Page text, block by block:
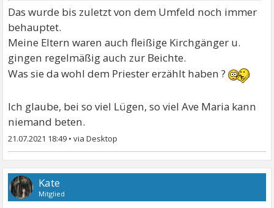
Das wurde bis zuletzt von dem Umfeld noch immer
behauptet.
Meine Eltern waren auch fleißige Kirchgänger u.
gingen regelmäßig auch zur Beichte.
Was sie da wohl dem Priester erzählt haben ?
Ich glaube, bei so viel Lügen, so viel Ave Maria kann
niemand beten.
21.07.2021 18:49 •
Kate
Mitglied